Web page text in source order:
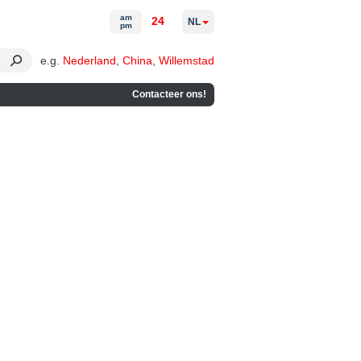
e.g. Nederland China Willemstad
Contacteer ons!
am
pm
24 NL